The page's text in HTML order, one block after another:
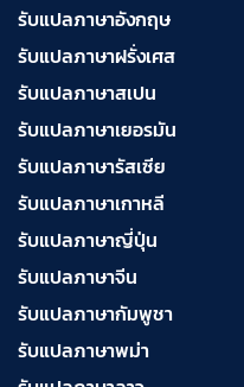
รับแปลภาษาอังกฤษ
รับแปลภาษาฝรั่งเศส
รับแปลภาษาสเปน
รับแปลภาษาเยอรมัน
รับแปลภาษารัสเซีย
รับแปลภาษาเกาหลี
รับแปลภาษาญี่ปุ่น
รับแปลภาษาจีน
รับแปลภาษากัมพูชา
รับแปลภาษาพม่า